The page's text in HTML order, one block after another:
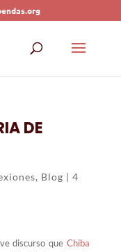
DE
, Blog | 4
discurso queChiba